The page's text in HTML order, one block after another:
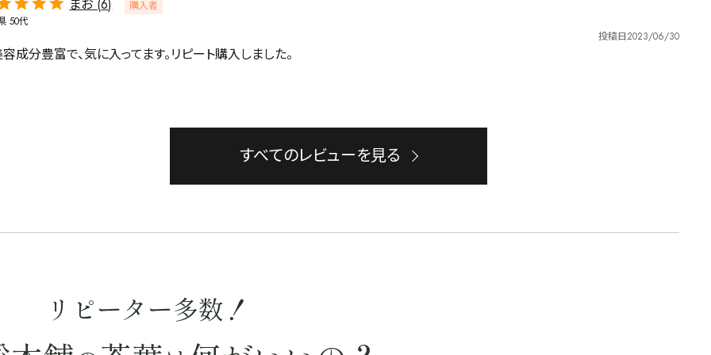
まお 6
購入者
50代
投稿日2023/06/30
分豊富で、気に入ってます。リピート購入しました。
すべてのレビューを見る
リピーター多数！